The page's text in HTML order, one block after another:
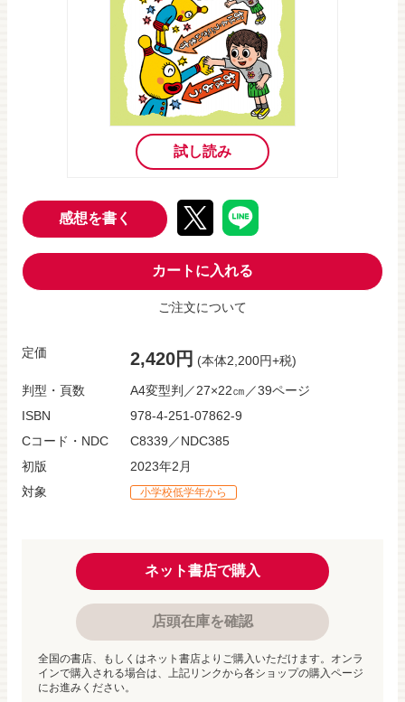
試し読み
感想を書く
カートに入れる
ご注文について
定価 2,420円 (本体2,200円+税)
判型・頁数
A4変型判／27×22㎝／39ページ
ISBN
978-4-251-07862-9
Cコード・NDC
C8339／NDC385
初版
2023年2月
対象
小学校低学年から
ネット書店で購入
店頭在庫を確認
全国の書店、もしくはネット書店よりご購入いただけます。オンラ
インで購入される場合は、上記リンクから各ショップの購入ページ
にお進みください。